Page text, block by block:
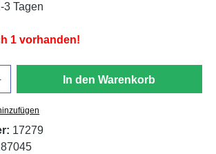
3 Tagen
1 vorhanden!
In den Warenkorb
17279